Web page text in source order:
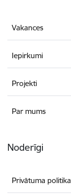
Vakances
Iepirkumi
Projekti
Par mums
Noderīgi
Privātuma politika